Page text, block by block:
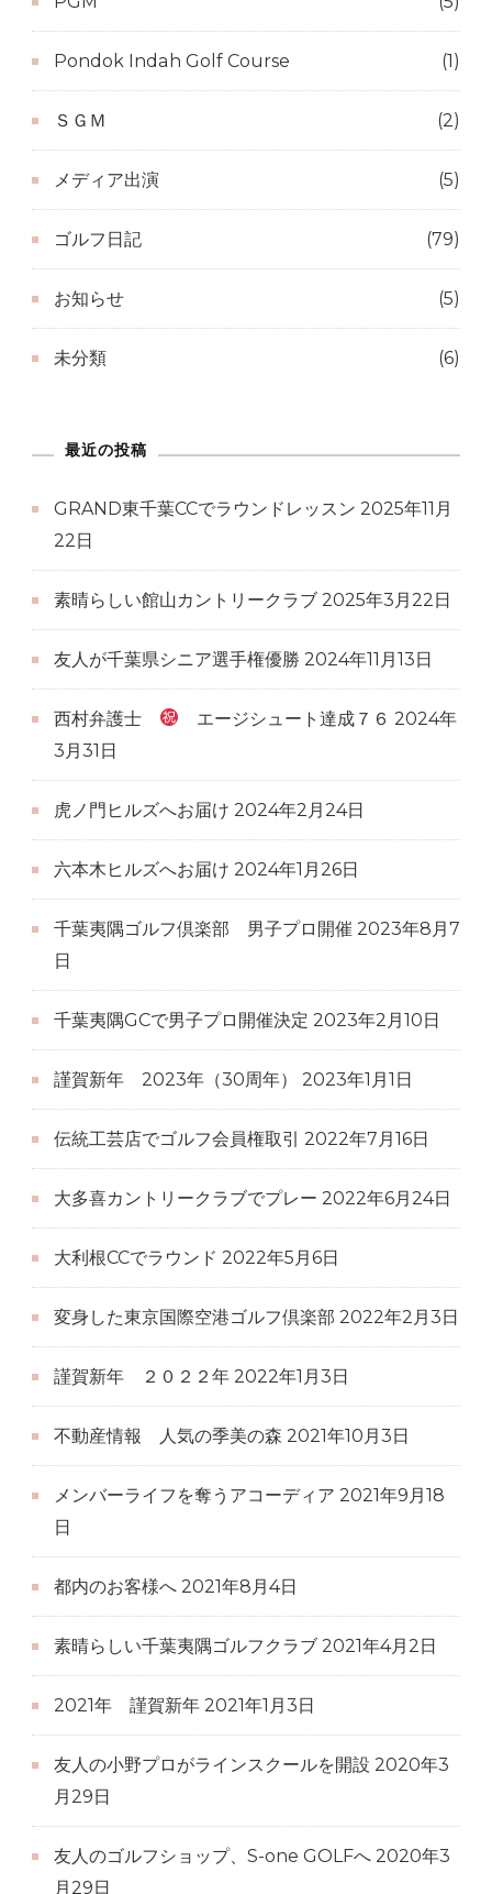
Pondok Indah Golf Course (1)
ＳＧＭ (2)
メディア出演 (5)
ゴルフ日記 (79)
お知らせ (5)
未分類 (6)
最近の投稿
GRAND東千葉CCでラウンドレッスン 2025年11月
22日
素晴らしい館山カントリークラブ 2025年3月22日
友人が千葉県シニア選手権優勝 2024年11月13日
西村弁護士 エージシュート達成７６ 2024年
3月31日
虎ノ門ヒルズへお届け 2024年2月24日
六本木ヒルズへお届け 2024年1月26日
千葉夷隅ゴルフ倶楽部 男子プロ開催 2023年8月7
日
千葉夷隅GCで男子プロ開催決定 2023年2月10日
謹賀新年 2023年（30周年） 2023年1月1日
伝統工芸店でゴルフ会員権取引 2022年7月16日
大多喜カントリークラブでプレー 2022年6月24日
大利根CCでラウンド 2022年5月6日
変身した東京国際空港ゴルフ倶楽部 2022年2月3日
謹賀新年 ２０２２年 2022年1月3日
不動産情報 人気の季美の森 2021年10月3日
メンバーライフを奪うアコーディア 2021年9月18
日
都内のお客様へ 2021年8月4日
素晴らしい千葉夷隅ゴルフクラブ 2021年4月2日
2021年 謹賀新年 2021年1月3日
友人の小野プロがラインスクールを開設 2020年3
月29日
友人のゴルフショップ、S-one GOLFへ 2020年3
月29日